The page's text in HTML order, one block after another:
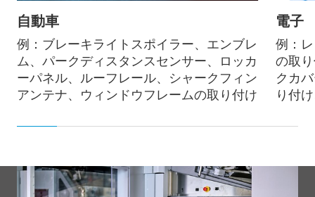
自動車
例：ブレーキライトスポイラー、エンブレ
ム、パークディスタンスセンサー、ロッカ
ーパネル、ルーフレール、シャークフィン
アンテナ、ウィンドウフレームの取り付け
電子
例：
の取
クカ
り付